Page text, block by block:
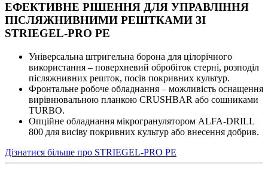
ЕФЕКТИВНЕ РІШЕННЯ ДЛЯ УПРАВЛІННЯ
ПІСЛЯЖНИВНИМИ РЕШТКАМИ ЗІ
STRIEGEL-PRO PE
Універсальна штригельна борона для цілорічного
використання – поверхневий обробіток стерні, розподіл
післяжнивних решток, посів покривних культур.
Фронтальне робоче обладнання – можливість оснащення
вирівнювальною планкою CRUSHBAR або сошниками
TURBO.
Опційне обладнання мікрогранулятором ALFA-DRILL
800 для висіву покривних культур або внесення добрив.
Дізнатися більше про STRIEGEL-PRO PE